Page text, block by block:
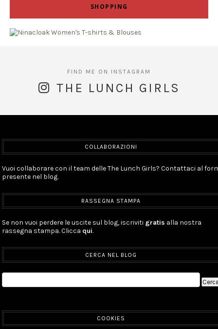
SHOPPING
THE LUNCH GIRLS
COLLABORAZIONI
Vuoi collaborare con il team delle The Lunch Girls? Contattaci al
presente nel blog.
RASSEGNA STAMPA
Se non vuoi perdere le uscite sul blog, iscriviti gratis alla nostra
rassegna stampa. Clicca qui.
CERCA NEL BLOG
COOKIES